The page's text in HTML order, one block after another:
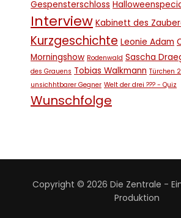
Gespensterschloss
Interview Kabinett des
Kurzgeschichte Leonie Adam
Morningshow Rodenwald Sascha
des Grauens Tobias Walkmann Türchen
unsichhtbarer Gegner Welt der drei ??? - Quiz
Wunschfolge
Copyright © 2026 Die Zentrale -
Produktion